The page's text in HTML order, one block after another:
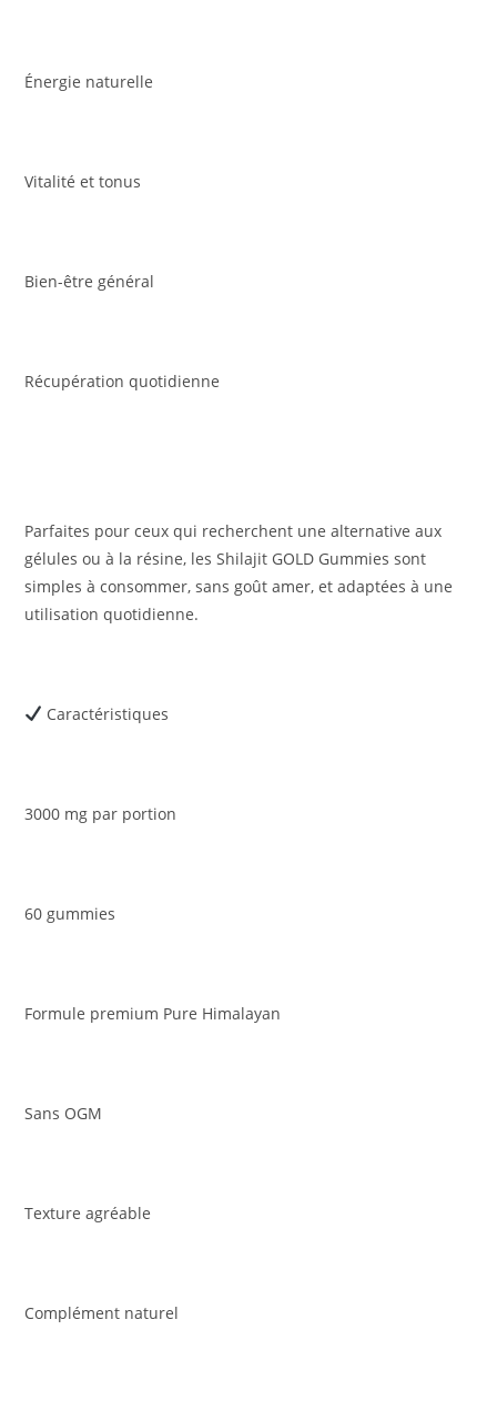
Énergie naturelle
Vitalité et tonus
Bien-être général
Récupération quotidienne
Parfaites pour ceux qui recherchent une alternative aux
gélules ou à la résine, les Shilajit GOLD Gummies sont
simples à consommer, sans goût amer, et adaptées à une
utilisation quotidienne.
Caractéristiques
3000 mg par portion
60 gummies
Formule premium Pure Himalayan
Sans OGM
Texture agréable
Complément naturel